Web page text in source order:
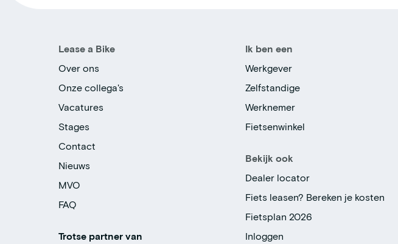
Lease a Bike
Over ons
Onze collega's
Vacatures
Stages
Contact
Nieuws
MVO
FAQ
Trotse partner van
Ik ben een
Werkgever
Zelfstandige
Werknemer
Fietsenwinkel
Bekijk ook
Dealer locator
Fiets leasen? Bereken je kosten
Fietsplan 2026
Inloggen